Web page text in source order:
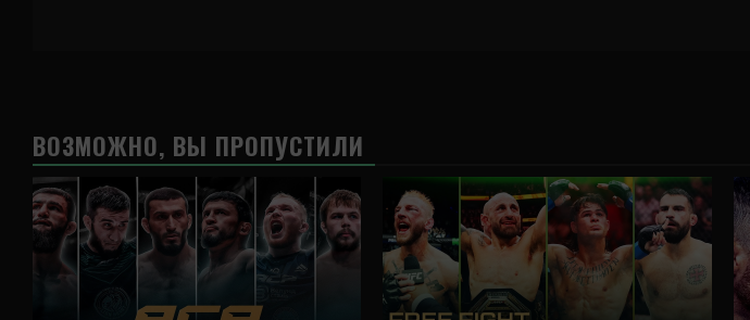
ВОЗМОЖНО, ВЫ ПРОПУСТИЛИ